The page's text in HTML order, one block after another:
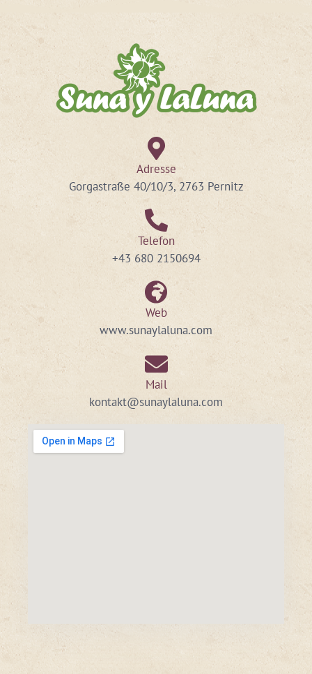
Adresse
Gorgastraße 40/10/3, 2763 Pernitz
Telefon
+43 680 2150694​
Web
www.sunaylaluna.com
Mail
kontakt@sunaylaluna.com